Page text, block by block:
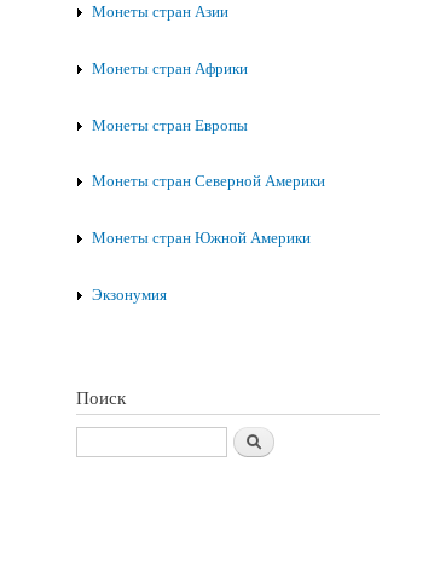
Монеты стран Азии
Монеты стран Африки
Монеты стран Европы
Монеты стран Северной Америки
Монеты стран Южной Америки
Экзонумия
Поиск